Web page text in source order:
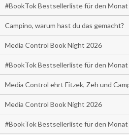
#BookTok Bestsellerliste für den Monat
Campino, warum hast du das gemacht?
Media Control Book Night 2026
#BookTok Bestsellerliste für den Monat
Media Control ehrt Fitzek, Zeh und
Media Control Book Night 2026
#BookTok Bestsellerliste für den